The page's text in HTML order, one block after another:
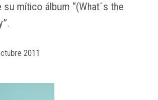
mítico álbum “(What´s the
2011